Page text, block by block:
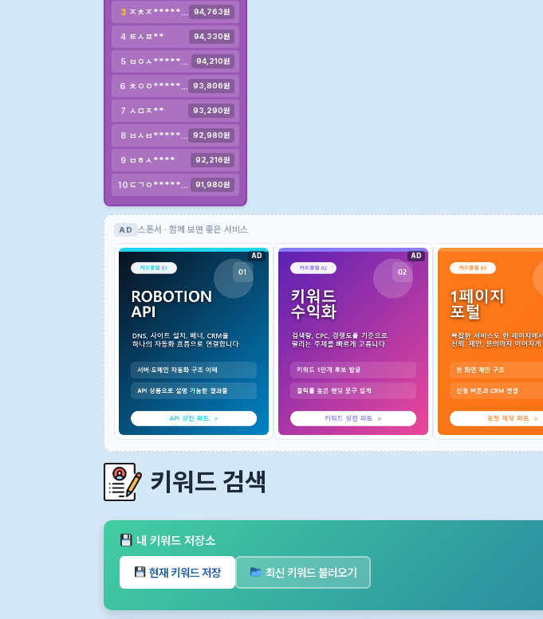
3 ㅈㅊㅈ******** 94,763원
4 ㅌㅅㅍ** 94,330원
5 ㅂㅇㅅ************ 94,210원
6 ㅊㅇㅇ************ 93,806원
7 ㅅㅁㅈ** 93,290원
8 ㅂㅅㅂ************ 92,980원
9 ㅂㅎㅅ**** 92,216원
10 ㄷㄱㅇ******** 91,980원
AD 스폰서 · 함께 보면 좋은 서비스
AD AD
키워드 검색
내 키워드 저장소
현재 키워드 저장 최신 키워드 불러오기